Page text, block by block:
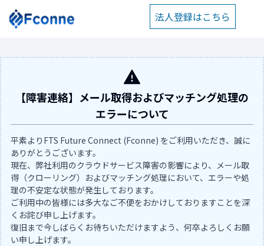
法人登録はこちら
【障害連絡】メール取得およびマッチング処理の
エラーについて
平素よりFTS Future Connect (Fconne) をご利用いただき、誠に
ありがとうございます。
現在、弊社利用のクラウドサービス障害の影響により、メール取
得（クローリング）およびマッチング処理において、エラーや処
理の不安定な状態が発生しております。
ご利用中の皆様には多大なご不便をおかけしておりますことを深
くお詫び申し上げます。
復旧まで今しばらくお待ちいただけますよう、何卒よろしくお願
い申し上げます。